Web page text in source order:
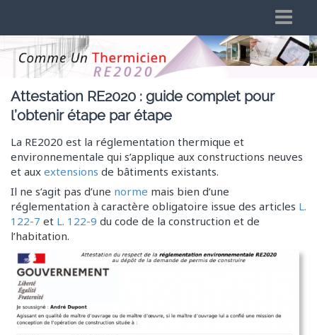
Logiciel RE2020 et RT2012
Présentation
Tarifs du logiciel
Logiciel Réglementation Environnementale 2020
Comme Un Thermicien et la RE 2020
Qui sommes nous ?
Mentions légales, données personnelles et CGV
Aide en ligne
Vidéos RE2020
Vidéos RE2020 RT2012 Bâti & BBio
Vidéos RE2020 RT2012 équipements & Cep
Attestation RE2020 : guide complet pour
l’obtenir étape par étape
La RE2020 est la réglementation thermique et
environnementale qui s’applique aux constructions neuves
et aux extensions de bâtiments existants.
Il ne s’agit pas d’une norme mais bien d’une
réglementation à caractère obligatoire issue des articles L.
122-7 et L. 122-9 du code de la construction et de
l’habitation.